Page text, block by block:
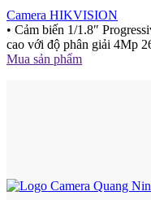
Camera HIKVISION
• Cảm biến 1/1.8″
cao với độ phân giải 4Mp
Mua sản phẩm